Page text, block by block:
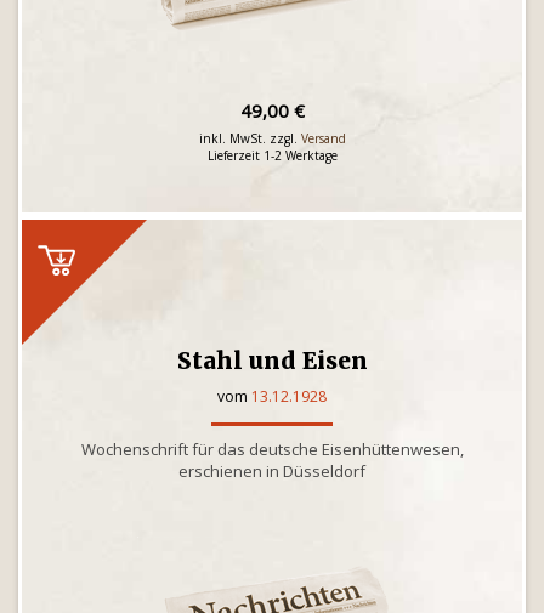
49,00 €
inkl. MwSt. zzgl. Versand
Lieferzeit 1-2 Werktage
Stahl und Eisen
vom 13.12.1928
Wochenschrift für das deutsche Eisenhüttenwesen,
erschienen in Düsseldorf